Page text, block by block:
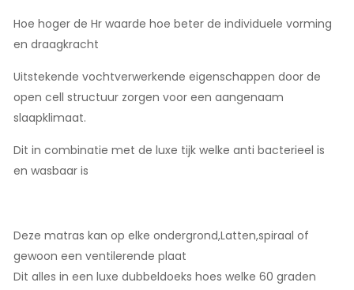
Hoe hoger de Hr waarde hoe beter de individuele vorming
en draagkracht
Uitstekende vochtverwerkende eigenschappen door de
open cell structuur zorgen voor een aangenaam
slaapklimaat.
Dit in combinatie met de luxe tijk welke anti bacterieel is
en wasbaar is
Deze matras kan op elke ondergrond,Latten,spiraal of
gewoon een ventilerende plaat
Dit alles in een luxe dubbeldoeks hoes welke 60 graden